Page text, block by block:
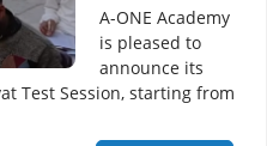
A-ONE Academy
is pleased to
announce its
Test Session, starting from